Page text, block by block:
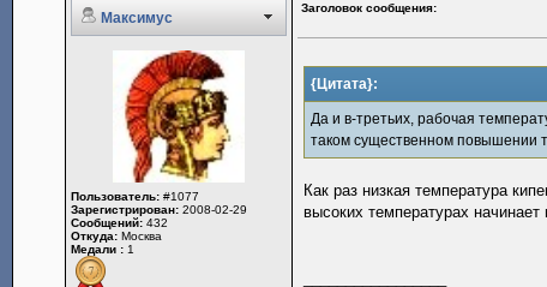
Максимус
Заголовок сообщения:
Пользователь:#1077
Зарегистрирован:2008-02-29
Сообщений:432
Откуда:Москва
Медали :1
{Цитата}:
Да и в-третьих, рабочая
таком существенном повышении
Как раз низкая температура
высоких температурах